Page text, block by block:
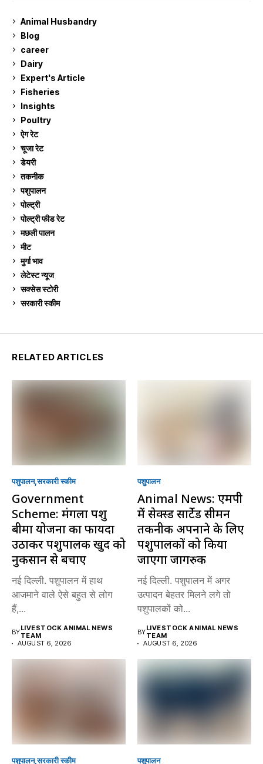
Animal Husbandry
Blog
career
Dairy
Expert's Article
Fisheries
Insights
Poultry
ऐग रेट
चूजा रेट
डेयरी
तकनीक
पशुपालन
पोल्ट्री
पोल्ट्री फीड रेट
मछली पालन
मीट
मुर्गा भाव
लेटेस्ट न्यूज
सक्सेस स्टो‍री
सरकारी स्की‍म
RELATED ARTICLES
पशुपालन सरकारी स्की‍म
Government
Scheme: मंगला पशु
बीमा योजना का फायदा
उठाकर पशुपालक खुद को
नुकसान से बचाएं
नई दिल्ली. पशुपालन में हाथ
आजमाने वाले ऐसे बहुत से लोग
हैं,...
BYLIVESTOCK ANIMAL NEWS
TEAM
AUGUST 6, 2026
पशुपालन
Animal News: एमपी
में सेक्स्ड सार्टेड सीमन
तकनीक अपनाने के लिए
पशुपालकों को किया
जाएगा जागरुक
नई दिल्ली. पशुपालन में अगर
उत्पादन बेहतर मिलने लगे तो
पशुपालकों को...
BYLIVESTOCK ANIMAL NEWS
TEAM
AUGUST 6, 2026
पशुपालन सरकारी स्की‍म पशुपालन